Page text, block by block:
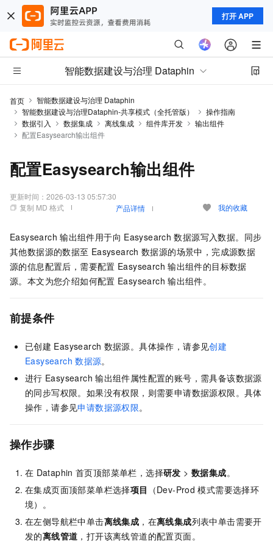
打开 APP
智能数据建设与治理 Dataphin
首页
智能数据建设与治理 Dataphin
智能数据建设与治理Dataphin-共享模式（全托管版）
操作指南
数据引入
数据集成 离线集成 组件库开发
输出组件
配置Easysearch输出组件
配置Easysearch输出组件
更新时间： 2026-03-13 05:57:30
复制 MD 格式
产品详情 我的收藏
Easysearch 输出组件用于向 Easysearch 数据源写入数据。同步
其他数据源的数据至 Easysearch 数据源的场景中，完成源数据
源的信息配置后，需要配置 Easysearch 输出组件的目标数据
源。本文为您介绍如何配置 Easysearch 输出组件。
前提条件
已创建 Easysearch 数据源。具体操作，请参见创建
Easysearch 数据源。
进行 Easysearch 输出组件属性配置的账号，需具备该数据源
的同步写权限。如果没有权限，则需要申请数据源权限。具体
操作，请参见申请数据源权限。
操作步骤
在 Dataphin 首页顶部菜单栏，选择研发 > 数据集成。
在集成页面顶部菜单栏选择项目 （Dev-Prod 模式需要选择环
境）。
在左侧导航栏中单击离线集成 ，在离线集成列表中单击需要开
发的离线管道 ，打开该离线管道的配置页面。